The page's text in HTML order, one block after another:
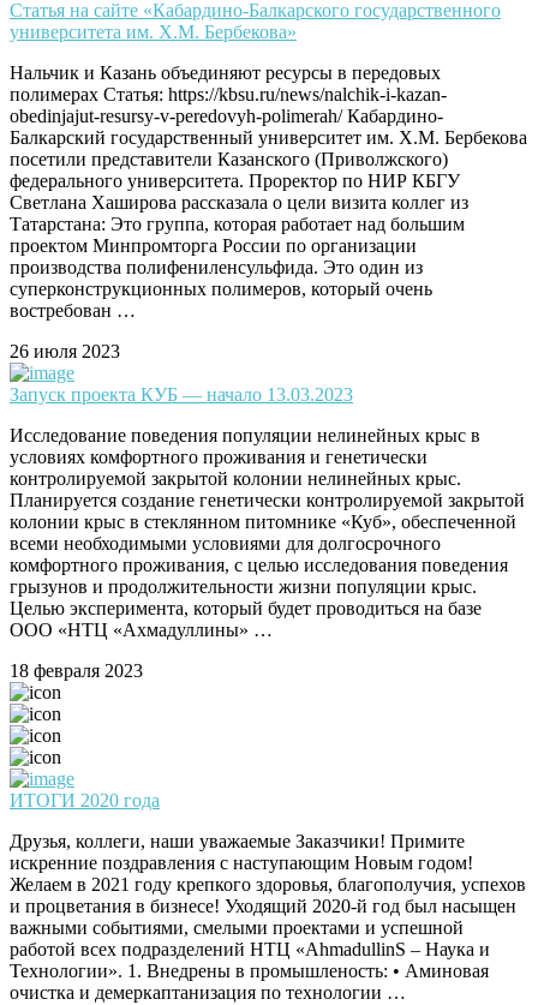
Статья на сайте «Кабардино-Балкарского государственного
университета им. Х.М. Бербекова»
Нальчик и Казань объединяют ресурсы в передовых
полимерах Статья: https://kbsu.ru/news/nalchik-i-kazan-
obedinjajut-resursy-v-peredovyh-polimerah/ Кабардино-
Балкарский государственный университет им. Х.М. Бербекова
посетили представители Казанского (Приволжского)
федерального университета. Проректор по НИР КБГУ
Светлана Хаширова рассказала о цели визита коллег из
Татарстана: Это группа, которая работает над большим
проектом Минпромторга России по организации
производства полифениленсульфида. Это один из
суперконструкционных полимеров, который очень
востребован …
26 июля 2023
Запуск проекта КУБ — начало 13.03.2023
Исследование поведения популяции нелинейных крыс в
условиях комфортного проживания и генетически
контролируемой закрытой колонии нелинейных крыс.
Планируется создание генетически контролируемой закрытой
колонии крыс в стеклянном питомнике «Куб», обеспеченной
всеми необходимыми условиями для долгосрочного
комфортного проживания, с целью исследования поведения
грызунов и продолжительности жизни популяции крыс.
Целью эксперимента, который будет проводиться на базе
ООО «НТЦ «Ахмадуллины» …
18 февраля 2023
ИТОГИ 2020 года
Друзья, коллеги, наши уважаемые Заказчики! Примите
искренние поздравления с наступающим Новым годом!
Желаем в 2021 году крепкого здоровья, благополучия, успехов
и процветания в бизнесе! Уходящий 2020-й год был насыщен
важными событиями, смелыми проектами и успешной
работой всех подразделений НТЦ «AhmadullinS – Наука и
Технологии». 1. Внедрены в промышленость: • Аминовая
очистка и демеркаптанизация по технологии …